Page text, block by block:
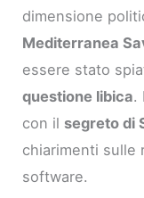
dimensione
Mediterranea
essere stato
questione libica.
con il segreto di
chiarimenti sulle
software.